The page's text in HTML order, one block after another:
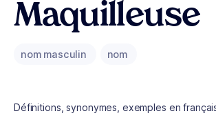
Maquilleuse
nom masculin nom
Définitions, synonymes, exemples en